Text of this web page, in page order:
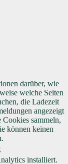
darüber, wie
welche Seiten
die Ladezeit
angezeigt
sammeln,
können keinen
installiert.